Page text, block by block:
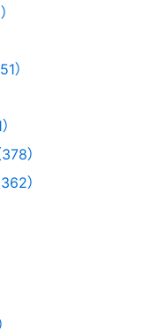
）
）
）